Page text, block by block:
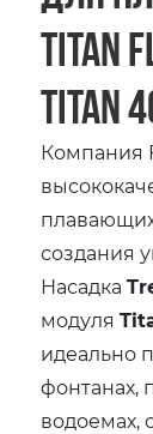
Titan
Titan
Компания
создания
Насадка
модуля
идеально
фонтанах,
водоемах,